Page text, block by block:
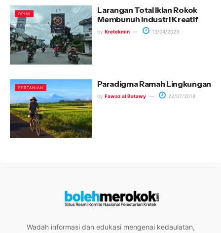
OPINI
Larangan Total Iklan Rokok
Membunuh Industri Kreatif
by Kretekmin 13/04/2023
PERTANIAN Paradigma Ramah Lingkungan
by Fawaz al Batawy 22/07/2018
Wadah informasi dan edukasi mengenai kedaulatan,